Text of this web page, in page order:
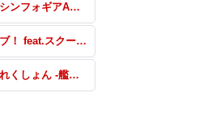
戦姫絶唱シンフォギアAXZ SSP・SP・RRR・SR・PR
ラブライブ！ feat.スクールアイドルフェスティバル Vol.3〜6th Anniversary〜 SSP・SP・RRR・SR・UA・CA・PR
「艦隊これくしょん -艦これ-」5th Phase RR・R・U・C・CR・CC